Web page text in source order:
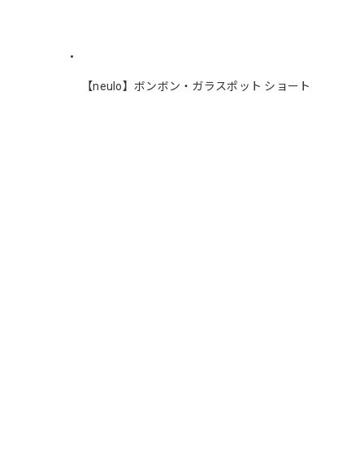
【neulo】ボンボン・ガラスポット ショート